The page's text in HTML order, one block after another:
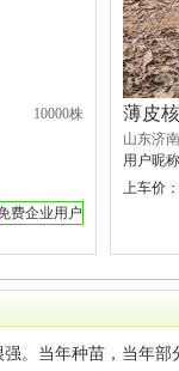
10000株
费企业用户
薄皮
山东济
用户昵称
上车价：
。当年种苗，当年部